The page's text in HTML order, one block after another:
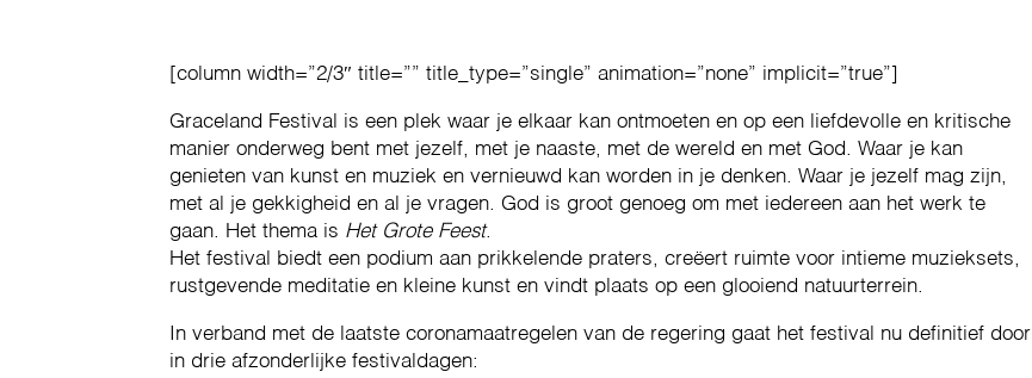
[column width=”2/3″ title=”” title_type=”single” animation=”none” implicit=”true”]
Graceland Festival is een plek waar je elkaar kan ontmoeten en op een liefdevolle en kritische
manier onderweg bent met jezelf, met je naaste, met de wereld en met God. Waar je kan
genieten van kunst en muziek en vernieuwd kan worden in je denken. Waar je jezelf mag zijn,
met al je gekkigheid en al je vragen. God is groot genoeg om met iedereen aan het werk te
gaan. Het thema is Het Grote Feest.
Het festival biedt een podium aan prikkelende praters, creëert ruimte voor intieme muzieksets,
rustgevende meditatie en kleine kunst en vindt plaats op een glooiend natuurterrein.
In verband met de laatste coronamaatregelen van de regering gaat het festival nu definitief door
in drie afzonderlijke festivaldagen: